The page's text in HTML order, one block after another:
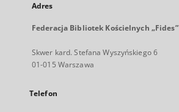
Adres
Federacja Bibliotek Kościelnych „Fides”
Skwer kard. Stefana Wyszyńskiego 6
01-015 Warszawa
Telefon